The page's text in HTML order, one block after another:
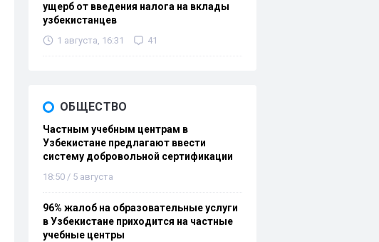
ущерб от введения налога на вклады
узбекистанцев
1 августа, 16:31 41
ОБЩЕСТВО
Частным учебным центрам в
Узбекистане предлагают ввести
систему добровольной сертификации
18:50 / 5 августа
96% жалоб на образовательные услуги
в Узбекистане приходится на частные
учебные центры